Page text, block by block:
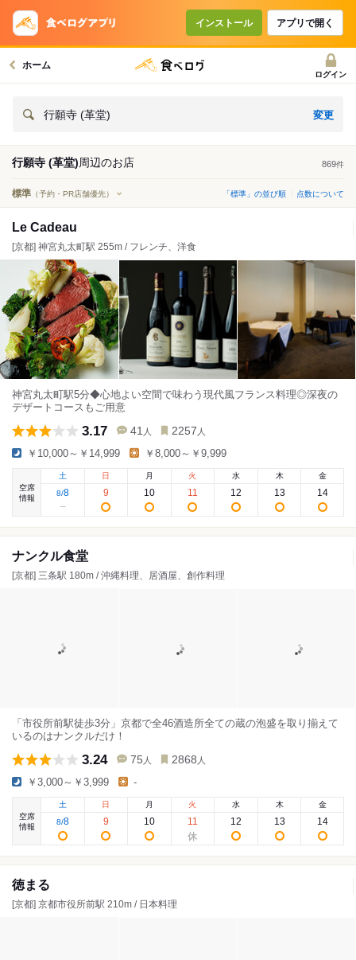
インストール アプリで開く
ホーム
ログイン
行願寺 (革堂) 変更
行願寺 (革堂)周辺のお店 869件
標準 （予約・PR店舗優先） 「標準」の並び順 点数について
Le Cadeau
[京都] 神宮丸太町駅 255m / フレンチ、洋食
神宮丸太町駅5分◆心地よい空間で味わう現代風フランス料理◎深夜の
デザートコースもご用意
3.17 41 人 2257 人
￥10,000～￥14,999 ￥8,000～￥9,999
空席
情報
土
8/8
日
9
月
10
火
11
水
12
木
13
金
14
ナンクル食堂
[京都] 三条駅 180m / 沖縄料理、居酒屋、創作料理
「市役所前駅徒歩3分」京都で全46酒造所全ての蔵の泡盛を取り揃えて
いるのはナンクルだけ！
3.24 75 人 2868 人
￥3,000～￥3,999 -
空席
情報
土
8/8
日
9
月
10
火
11
水
12
木
13
金
14
徳まる
[京都] 京都市役所前駅 210m / 日本料理